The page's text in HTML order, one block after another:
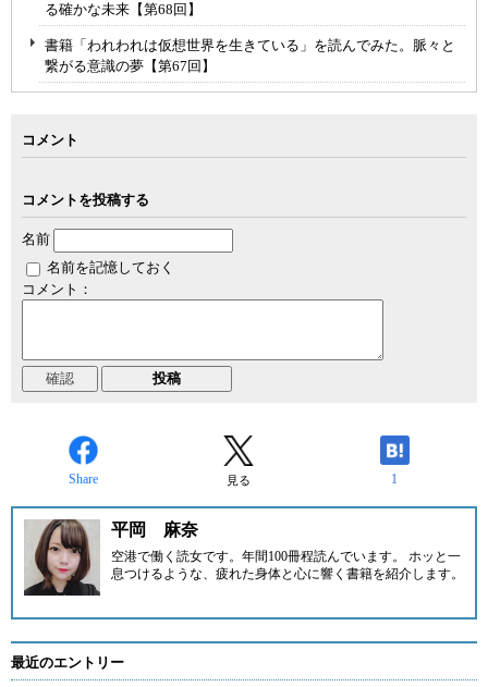
る確かな未来【第68回】
書籍「われわれは仮想世界を生きている」を読んでみた。脈々と
繋がる意識の夢【第67回】
コメント
コメントを投稿する
名前
名前を記憶しておく
コメント：
Share 見る 1
平岡 麻奈
空港で働く読女です。年間100冊程読んでいます。 ホッと一
息つけるような、疲れた身体と心に響く書籍を紹介します。
最近のエントリー